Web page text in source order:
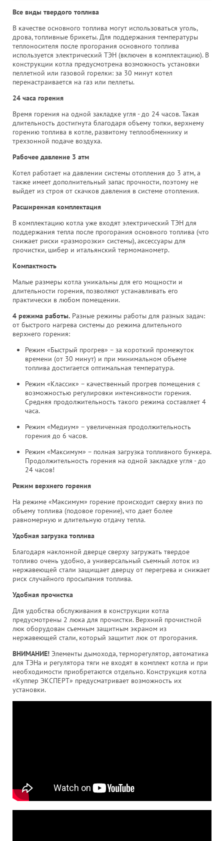
Все виды твердого топлива
В качестве основного топлива могут использоваться уголь,
дрова, топливные брикеты. Для поддержания температуры
теплоносителя после прогорания основного топлива
используется электрический ТЭН (включен в комплектацию). В
конструкции котла предусмотрена возможность установки
пеллетной или газовой горелки: за 30 минут котел
перенастраивается на газ или пеллеты.
24 часа горения
Время горения на одной закладке угля - до 24 часов. Такая
длительность достигнута благодаря объему топки, верхнему
горению топлива в котле, развитому теплообменнику и
трехзонной подаче воздуха.
Рабочее давление 3 атм
Котел работает на давлении системы отопления до 3 атм, а
также имеет дополнительный запас прочности, поэтому не
выйдет из строя от скачков давления в системе отопления.
Расширенная комплектация
В комплектацию котла уже входят электрический ТЭН для
поддержания тепла после прогорания основного топлива (что
снижает риски «разморозки» системы), аксессуары для
прочистки, шибер и итальянский термоманометр.
Компактность
Малые размеры котла уникальны для его мощности и
длительности горения, позволяют устанавливать его
практически в любом помещении.
4 режима работы. Разные режимы работы для разных задач:
от быстрого нагрева системы до режима длительного
верхнего горения:
Режим «Быстрый прогрев» – за короткий промежуток
времени (от 30 минут) и при минимальном объеме
топлива достигается оптимальная температура.
Режим «Классик» – качественный прогрев помещения с
возможностью регулировки интенсивности горения.
Средняя продолжительность такого режима составляет 4
часа.
Режим «Медиум» – увеличенная продолжительность
горения до 6 часов.
Режим «Максимум» – полная загрузка топливного бункера.
Продолжительность горения на одной закладке угля - до
24 часов!
Режим верхнего горения
На режиме «Максимум» горение происходит сверху вниз по
объему топлива (подовое горение), что дает более
равномерную и длительную отдачу тепла.
Удобная загрузка топлива
Благодаря наклонной дверце сверху загружать твердое
топливо очень удобно, а универсальный съемный лоток из
нержавеющей стали защищает дверцу от перегрева и снижает
риск случайного просыпания топлива.
Удобная прочистка
Для удобства обслуживания в конструкции котла
предусмотрены 2 люка для прочистки. Верхний прочистной
люк оборудован съемным защитным экраном из
нержавеющей стали, который защитит люк от прогорания.
ВНИМАНИЕ! Элементы дымохода, терморегулятор, автоматика
для ТЭНа и регулятора тяги не входят в комплект котла и при
необходимости приобретаются отдельно. Конструкция котла
«Куппер ЭКСПЕРТ» предусматривает возможность их
установки.